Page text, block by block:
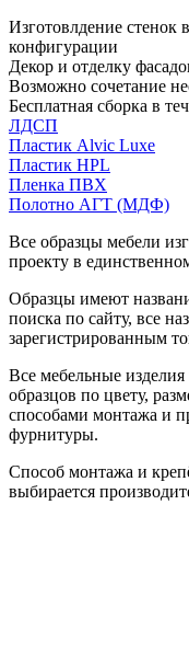
Изготовлдение стенок
конфигурации
Декор и отделку
Возможно сочетание
Бесплатная сборка в
ЛДСП
Пластик Alvic Luxe
Пластик HPL
Пленка ПВХ
Полотно АГТ (МДФ)
Все образцы мебели
проекту в
Образцы имеют
поиска по сайту, все
зарегистрированным
Все мебельные изделия
образцов по цвету,
способами монтажа и
фурнитуры.
Способ монтажа и
выбирается